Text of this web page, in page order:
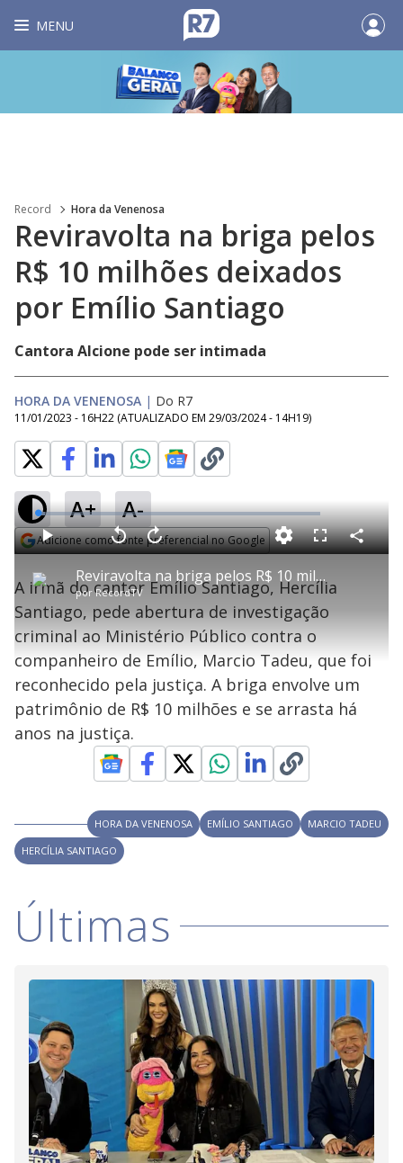
MENU
Record Hora da Venenosa
Reviravolta na briga pelos
R$ 10 milhões deixados
por Emílio Santiago
Cantora Alcione pode ser intimada
HORA DA VENENOSA | Do R7
11/01/2023 - 16H22 (ATUALIZADO EM 29/03/2024 - 14H19)
A+ A-
Adicione como fonte preferencial no Google
P
l
a
y
V
i
d
e
o
Reviravolta na briga pelos R$ 10 milhões deixados por Emílio Santiago
porRecordTV
P V
t
a
r
1
0
e
g
n
d
s
A
n
ç
a
1
s
e
u
n
d
o
s
L
o
a
d
e
:
2
.
6
2
%
F
l
c
e
C
o
A irmã do cantor Emílio Santiago, Hercília
Santiago, pede abertura de investigação
criminal ao Ministério Público contra o
companheiro de Emílio, Marcio Tadeu, que foi
reconhecido pela justiça. A briga envolve um
patrimônio de R$ 10 milhões e se arrasta há
anos na justiça.
HORA DA VENENOSA EMÍLIO SANTIAGO
MARCIO TADEU
HERCÍLIA SANTIAGO
Últimas